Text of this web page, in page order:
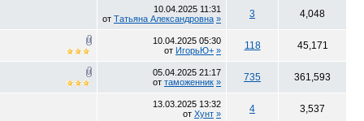
10.04.2025 11:31
от Татьяна Александровна » 3 4,048
10.04.2025 05:30
от ИгорьЮ+ » 118 45,171
05.04.2025 21:17
от таможенник » 735 361,593
13.03.2025 13:32
от Хунт » 4 3,537